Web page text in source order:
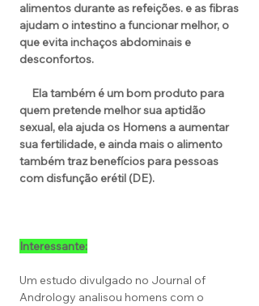
alimentos durante as refeições. e as fibras
ajudam o intestino a funcionar melhor, o
que evita inchaços abdominais e
desconfortos.
Ela também é um bom produto para
quem pretende melhor sua aptidão
sexual, ela ajuda os Homens a aumentar
sua fertilidade, e ainda mais o alimento
também traz benefícios para pessoas
com disfunção erétil (DE).
Interessante:
Um estudo divulgado no Journal of
Andrology analisou homens com o